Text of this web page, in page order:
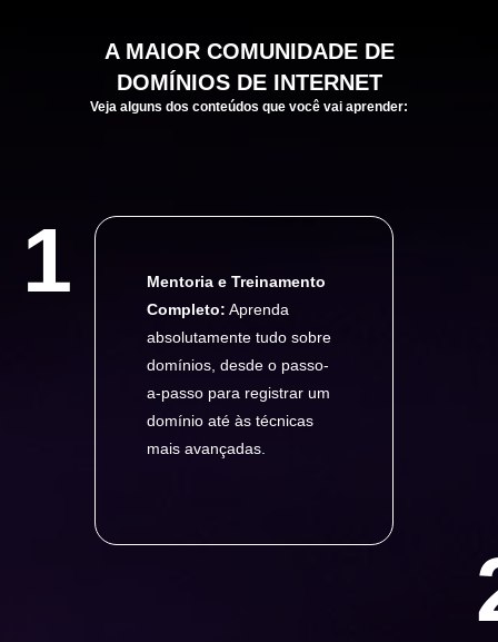
A MAIORCOMUNIDADE DE
DOMÍNIOS DE INTERNET
Veja alguns dos conteúdos que você vai aprender:
1
Mentoria e Treinamento
Completo: Aprenda
absolutamente tudo sobre
domínios, desde o passo-
a-passo para registrar um
domínio até às técnicas
mais avançadas.